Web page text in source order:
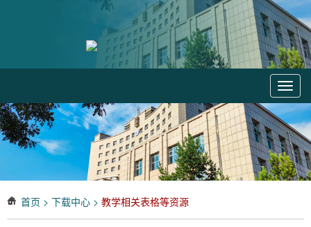
首页 > 下载中心 > 教学相关表格等资源